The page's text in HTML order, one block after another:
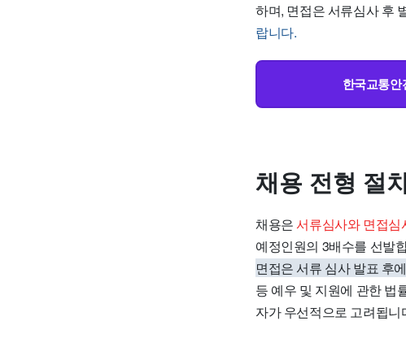
하며, 면접은 서류심사 후
랍니다.
한국교통
채용 전형 절
채용은서류심사와 면접심
예정인원의 3배수를 선발
면접은 서류 심사 발표 후
등 예우 및 지원에 관한 법
자가 우선적으로 고려됩니